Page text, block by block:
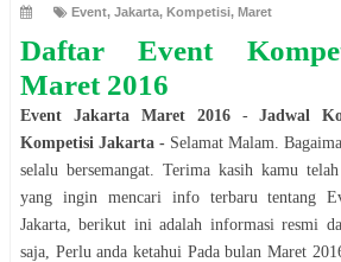
Event, Jakarta, Kompetisi, Maret
Daftar Event
Maret 2016
Event Jakarta Maret 2016-Jadwal
Kompetisi Jakarta - Selamat Malam .
selalu bersemangat. Terima kasih kamu
yang ingin mencari info terbaru tentang
Jakarta , berikut ini adalah informasi resmi
saja, Perlu anda ketahui Pada bulan Maret